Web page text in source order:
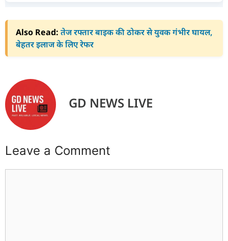
Also Read: तेज रफ्तार बाइक की ठोकर से युवक गंभीर घायल,
बेहतर इलाज के लिए रेफर
GD NEWS LIVE
Leave a Comment